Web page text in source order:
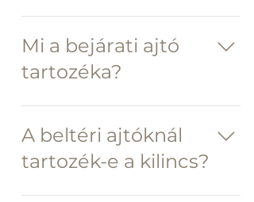
Nem
Mi a bejárati ajtó
tartozéka?
- Kilincs - 5 pontos biztonsági zár
A beltéri ajtóknál
tartozék-e a kilincs?
- Nem tartozék a kilincs